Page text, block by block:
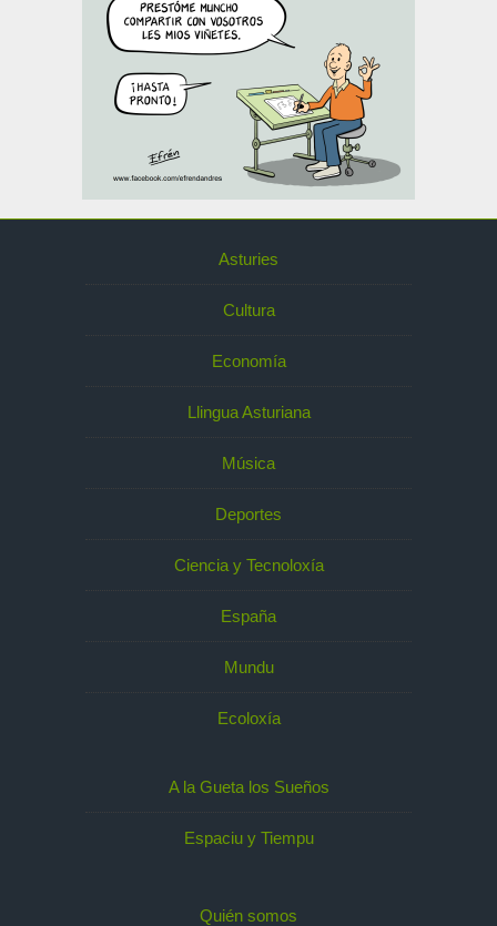
Asturies
Cultura
Economía
Llingua Asturiana
Música
Deportes
Ciencia y Tecnoloxía
España
Mundu
Ecoloxía
A la Gueta los Sueños
Espaciu y Tiempu
Quién somos